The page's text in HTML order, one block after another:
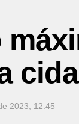
2023, 12:45